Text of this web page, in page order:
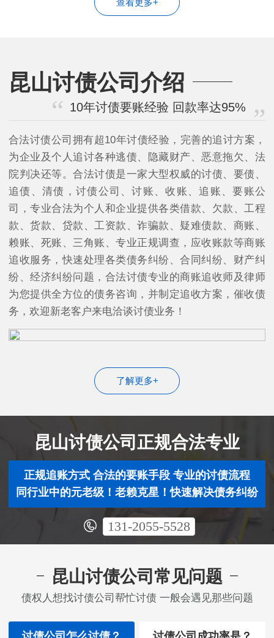
查看更多+
昆山讨债公司介绍
10年讨债要账经验 回款率达95%
合法讨债公司拥有超10年讨债经验，完善的追讨方案，
为企业及个人追讨各种逃债、隐藏财产、恶意拖欠、法
院判决还等。合法讨债是一家大型权威的讨债、要债、
追债、清债，讨债公司、讨账、收账、追账、要账公
司，专业合法为个人和企业提供各类借款、欠款、工程
款、货款、贷款、工资款、诈骗款、疑难债款、商账、
赖账、死账、三角账、专业正规调查，应收账款等商账
追收服务，快速处理各类债务纠纷、合同纠纷、财产纠
纷、经济纠纷问题，合法讨债专业的商账追收师及律师
为您提供全方位的债务咨询，并制定追收方案，催收债
务，欢迎新老客户来电洽谈讨债业务！
了解更多+
昆山讨债公司正规合法专业
正规追账方式 合法的要账手段 专业的讨债流程
同行业中的元老级！老赖克星！快速解决债务纠纷
131-2055-5528
昆山讨债公司常见问题
债权人想找讨债公司帮忙讨债 一般会遇见那些问题